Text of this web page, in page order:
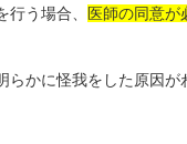
う場合、 医師の同意が
かに怪我をした原因